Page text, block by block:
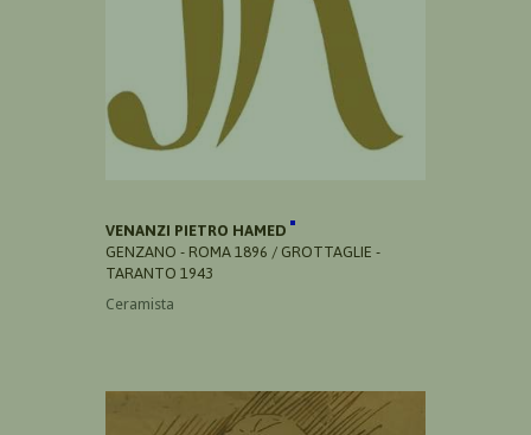
VENANZI PIETRO HAMED
GENZANO - ROMA 1896 / GROTTAGLIE -
TARANTO 1943
Ceramista